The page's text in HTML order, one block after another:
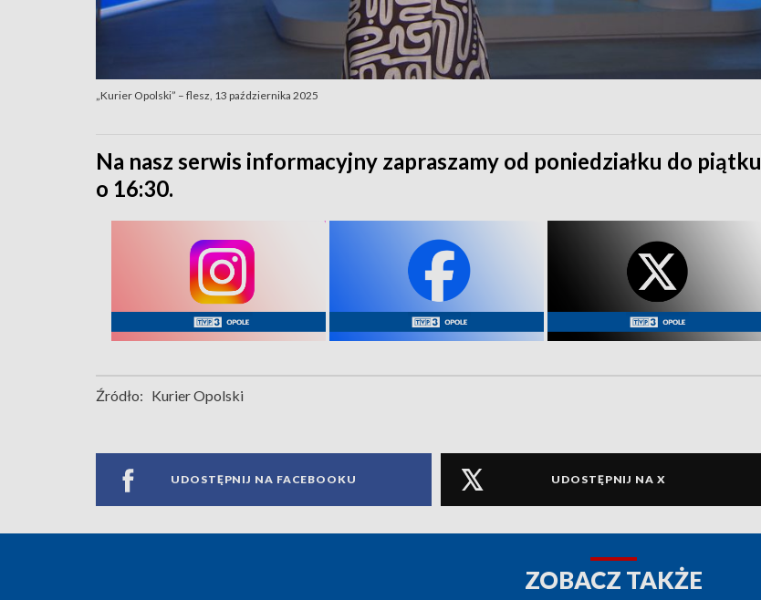
„Kurier Opolski” – flesz, 13 października 2025
Na nasz serwis informacyjny zapraszamy od poniedziałku do piątku
o 16:30.
Źródło: Kurier Opolski
UDOSTĘPNIJ NA FACEBOOKU UDOSTĘPNIJ NA X
ZOBACZ TAKŻE